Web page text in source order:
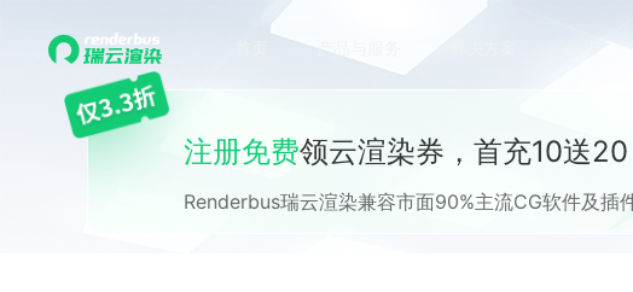
产品与服务
注册免费领云渲染券，首充10送
Renderbus瑞云渲染兼容市面90%主流CG软件及插